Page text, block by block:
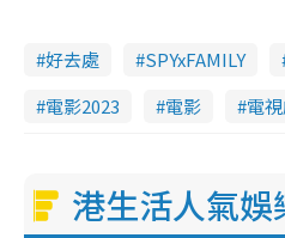
好去處 SPYxFAMILY
電影2023
電影 電
港生活人氣娛